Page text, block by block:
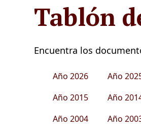
Tablón
Encuentra los
Año 2026 Año
Año 2015
Año
Año 2004
Año